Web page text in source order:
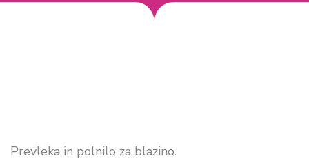
Prevleka in polnilo za blazino.